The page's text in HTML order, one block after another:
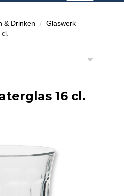
& Drinken
Glaswerk
16 cl.